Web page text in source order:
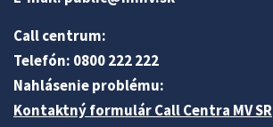
Call centrum:
Telefón: 0800 222 222
Nahlásenie problému:
Kontaktný formulár Call Centra MV SR